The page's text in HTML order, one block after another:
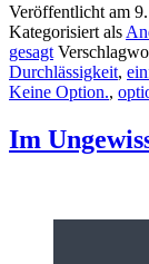
Veröffentlicht am
Kategorisiert als
gesagt
Durchlässigkeit,
Keine Option.,
Im